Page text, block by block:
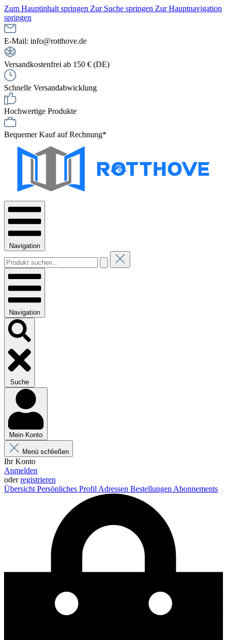
Zum Hauptinhalt springen Zur Suche springen Zur Hauptnavigation
springen
E-Mail: info@rotthove.de
Versandkostenfrei ab 150 € (DE)
Schnelle Versandabwicklung
Hochwertige Produkte
Bequemer Kauf auf Rechnung*
Navigation
Navigation
Suche
Mein Konto
Menü schließen
Ihr Konto
Anmelden
oderregistrieren
Übersicht Persönliches Profil Adressen Bestellungen Abonnements